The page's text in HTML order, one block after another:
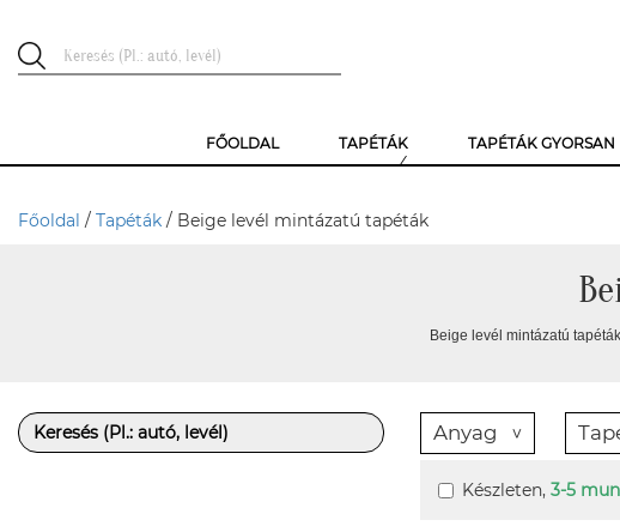
FŐOLDAL TAPÉTÁK TAPÉTÁK GYORSAN
Főoldal / Tapéták / Beige levél mintázatú tapéták
Beige levél mintázatú
Anyag
Készleten, 3-5